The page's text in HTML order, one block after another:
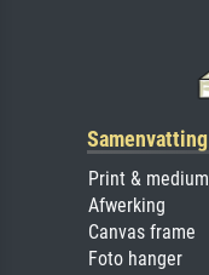
Samenvatting
Print & medium
Afwerking
Canvas frame
Foto hanger